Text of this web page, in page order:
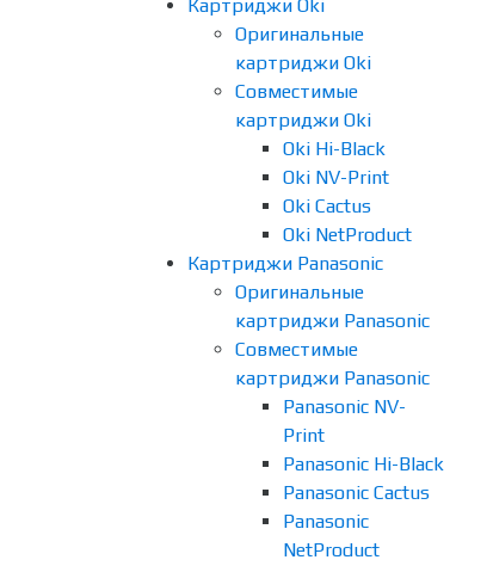
Картриджи Oki
Оригинальные
картриджи Oki
Совместимые
картриджи Oki
Oki Hi-Black
Oki NV-Print
Oki Cactus
Oki NetProduct
Картриджи Panasonic
Оригинальные
картриджи Panasonic
Совместимые
картриджи Panasonic
Panasonic NV-
Print
Panasonic Hi-Black
Panasonic Cactus
Panasonic
NetProduct